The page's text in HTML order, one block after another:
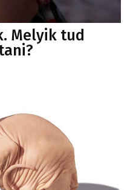
Melyik tud